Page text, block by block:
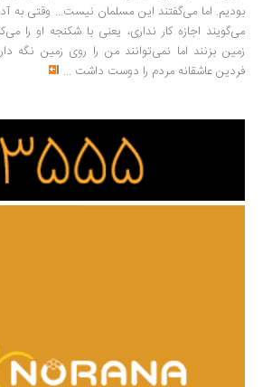
اما می‌گفتند این مسلمان نیست... وقتی به آدمی که
اجازه کار نداری، یعنی با شکنجه او را می‌کشند...
بزنند اما نمی‌توانند من را روی زمین نگه دارند،
عاشقانه مردم را دوست داشت ...